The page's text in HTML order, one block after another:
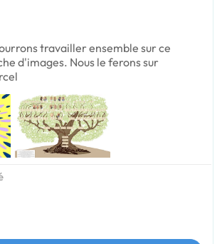
travailler ensemble sur ce
d'images. Nous le ferons sur